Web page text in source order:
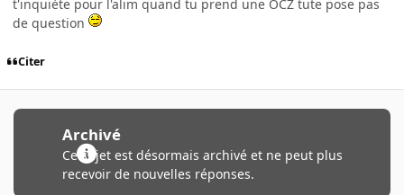
t'inquiète pour l'alim quand tu prend une OCZ tute pose pas
de question
Citer
Archivé
Ce sujet est désormais archivé et ne peut plus
recevoir de nouvelles réponses.